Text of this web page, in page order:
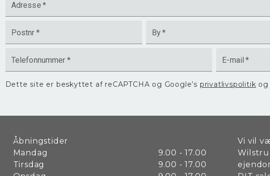
Adresse *
Postnr * By*
Telefonnummer * E-mail *
Dette site er beskyttet af reCAPTCHA og Google’s privatlivspolitik og
Åbningstider
Mandag
9.00 - 17.00
Tirsdag
9.00 - 17.00
Vi vil